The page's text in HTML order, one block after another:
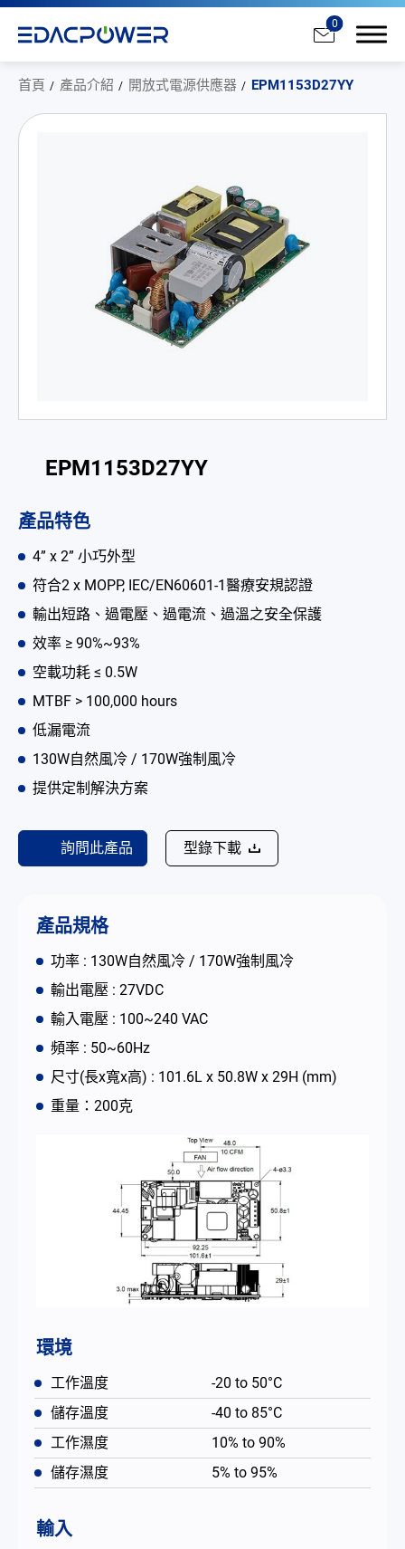
0
首頁 產品介紹 開放式電源供應器 EPM1153D27YY
EPM1153D27YY
產品特色
4” x 2” 小巧外型
符合2 x MOPP, IEC/EN60601-1醫療安規認證
輸出短路、過電壓、過電流、過溫之安全保護
效率 ≥ 90%~93%
空載功耗 ≤ 0.5W
MTBF > 100,000 hours
低漏電流
130W自然風冷 / 170W強制風冷
提供定制解決方案
詢問此產品 型錄下載
產品規格
功率 : 130W自然風冷 / 170W強制風冷
輸出電壓 : 27VDC
輸入電壓 : 100~240 VAC
頻率 : 50~60Hz
尺寸(長x寬x高) : 101.6L x 50.8W x 29H (mm)
重量：200克
環境
工作溫度
-20 to 50°C
儲存溫度
-40 to 85°C
工作濕度
10% to 90%
儲存濕度
5% to 95%
輸入
AC/DC 電源適配器
AC/DC 醫療電源供應器
電池適配充電器
開放式電源供應器
CRPS 電源供應器
解决方案
為何選擇翌勝
最新消息
型錄
聯絡我們